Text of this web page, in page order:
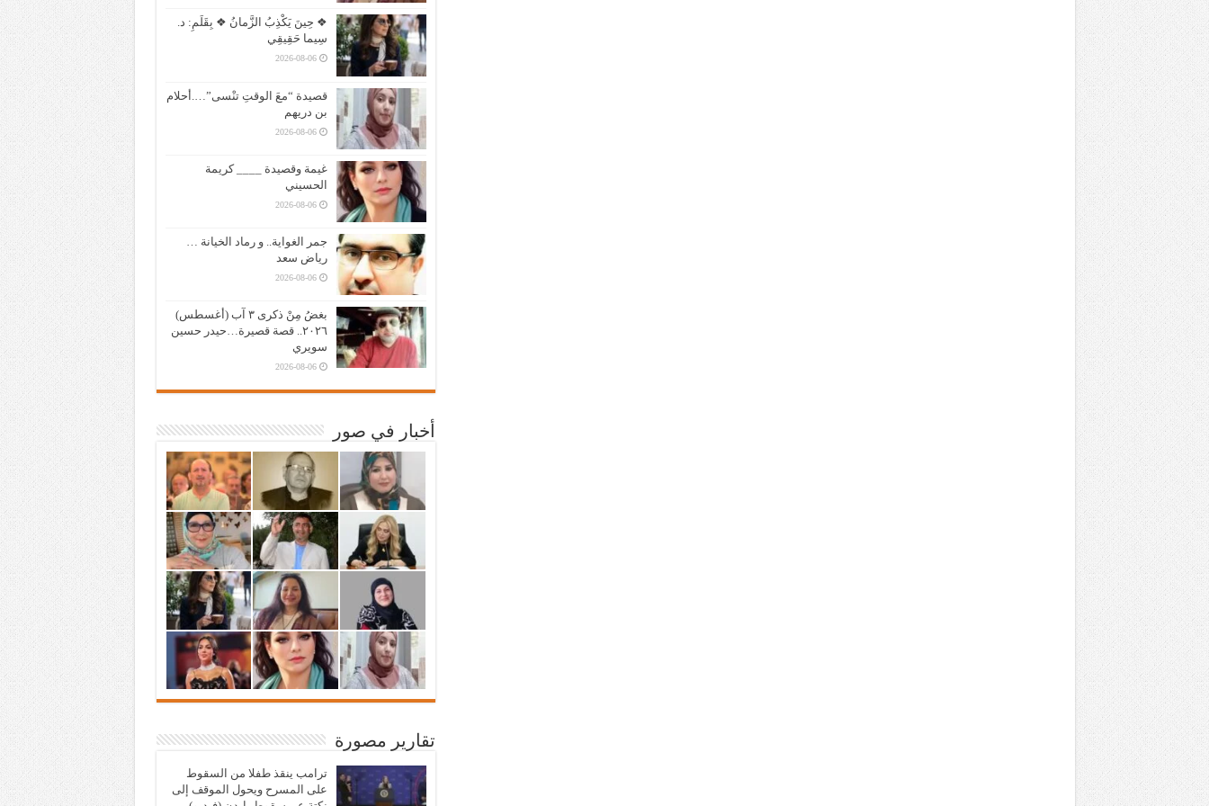
❖ حِينَ يَكْذِبُ الزَّمانُ ❖ بِقَلَمِ: د.
سِيما حَقِيقِي
2026-08-06
قصيدة “معَ الوقتِ تنْسى”….أحلام
بن دريهم
2026-08-06
غيمة وقصيدة ____ كريمة
الحسيني
2026-08-06
جمر الغواية.. و رماد الخيانة …
رياض سعد
2026-08-06
بغضُ مِنْ ذكرى ٣ آب (أغسطس)
٢٠٢٦.. قصة قصيرة…حيدر حسين
سويري
2026-08-06
أخبار في صور
تقارير مصورة
ترامب ينقذ طفلا من السقوط
على المسرح ويحول الموقف إلى